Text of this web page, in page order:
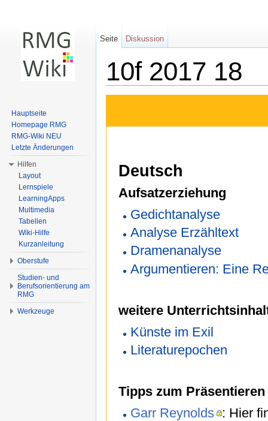
10f 2017 18
Deutsch
Aufsatzerziehung
Gedichtanalyse
Analyse Erzähltext
Dramenanalyse
Argumentieren: Eine
weitere
Künste im Exil
Literaturepochen
Tipps zum Präsentieren
Garr Reynolds : Hier
Seite Diskussion
Hauptseite
Homepage RMG
RMG-Wiki NEU
Letzte Änderungen
Hilfen
Layout
Lernspiele
LearningApps
Multimedia
Tabellen
Wiki-Hilfe
Kurzanleitung
Oberstufe
Studien- und
Berufsorientierung am
RMG
Werkzeuge